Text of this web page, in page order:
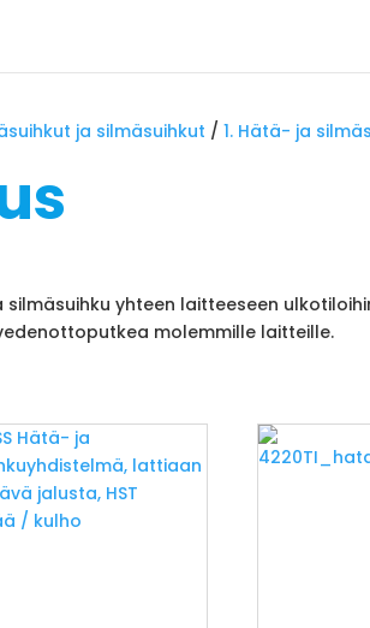
ja silmäsuihkut /1. Hätä- ja
yhteen laitteeseen
molemmille laitteille.